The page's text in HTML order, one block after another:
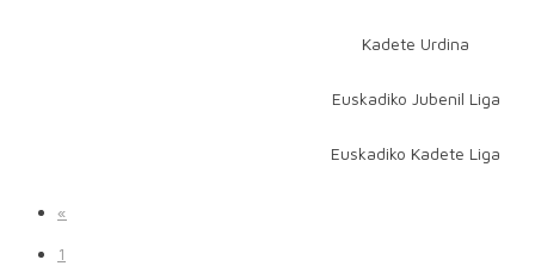
Kadete Urdina
Euskadiko Jubenil Liga
Euskadiko Kadete Liga
«
1